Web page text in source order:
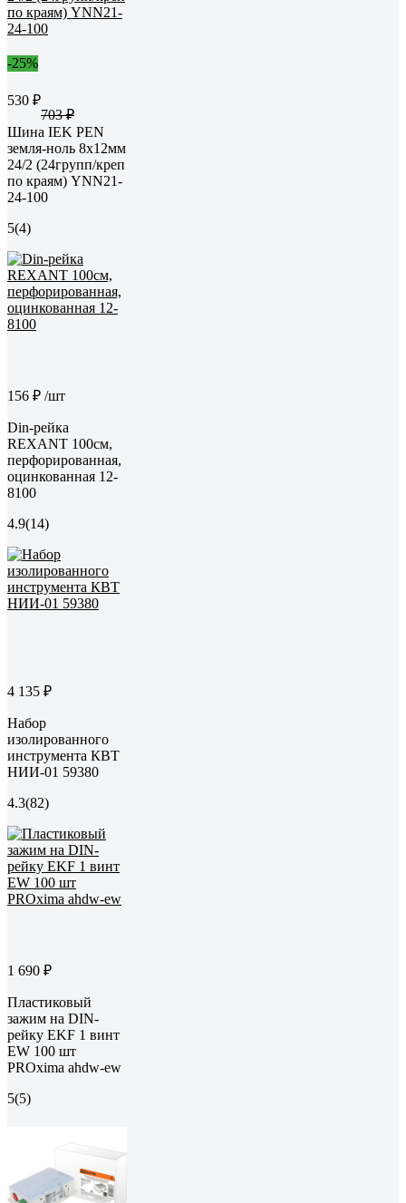
-25%
530 ₽
703 ₽
Шина IEK PEN
земля-ноль 8x12мм
24/2 (24групп/креп
по краям) YNN21-
24-100
5(4)
156 ₽ /шт
Din-рейка
REXANT 100см,
перфорированная,
оцинкованная 12-
8100
4.9(14)
4 135 ₽
Набор
изолированного
инструмента КВТ
НИИ-01 59380
4.3(82)
1 690 ₽
Пластиковый
зажим на DIN-
рейку EKF 1 винт
EW 100 шт
PROxima ahdw-ew
5(5)